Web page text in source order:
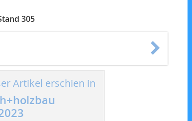
305
Artikel erschien in